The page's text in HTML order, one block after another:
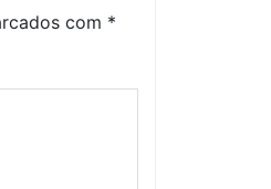
com *